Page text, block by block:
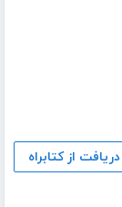
دریافت از کتابراه